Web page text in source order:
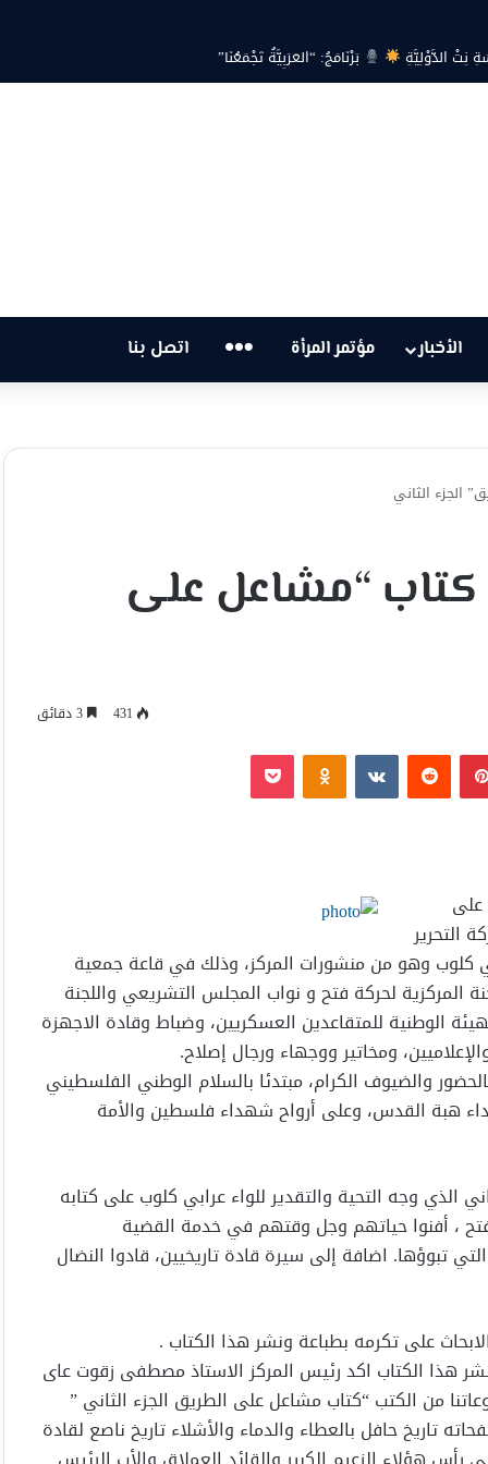
هل أصبحت أزمة الكهرباء في تونس تهدد الحق في الحياة؟
الأخبار مؤتمر المرأة … اتصل بنا
الجزء الثاني
كتاب “مشاعل على
431
بينتيريست Odnoklassniki
‫Pocket
على
التحرير
كلوب وهو من منشورات المركز، وذلك في قاعة جمعية
المركزية لحركة فتح و نواب المجلس التشريعي واللجنة
الوطنية للمتقاعدين العسكريين، وضباط وقادة الاجهزة
ومخاتير ووجهاء ورجال إصلاح.
والضيوف الكرام، مبتدئا بالسلام الوطني الفلسطيني
هبة القدس، وعلى أرواح شهداء فلسطين والأمة
الذي وجه التحية والتقدير للواء عرابي كلوب على كتابه
، أفنوا حياتهم وجل وقتهم في خدمة القضية
تبوؤها. اضافة إلى سيرة قادة تاريخيين، قادوا النضال
على تكرمه بطباعة ونشر هذا الكتاب .
هذا الكتاب اكد رئيس المركز الاستاذ مصطفى زقوت عاى
من الكتب “كتاب مشاعل على الطريق الجزء الثاني ”
تاريخ حافل بالعطاء والدماء والأشلاء تاريخ ناصع لقادة